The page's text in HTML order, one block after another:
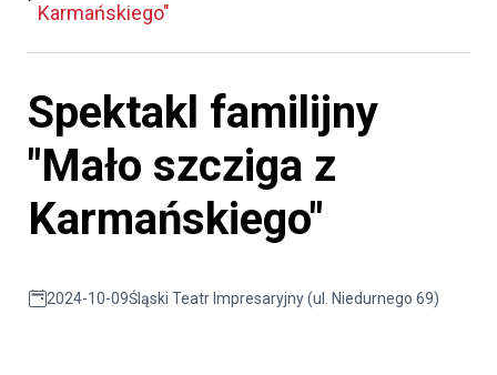
Karmańskiego"
Spektakl familijny
"Mało szcziga z
Karmańskiego"
2024-10-09Śląski Teatr Impresaryjny (ul. Niedurnego 69)